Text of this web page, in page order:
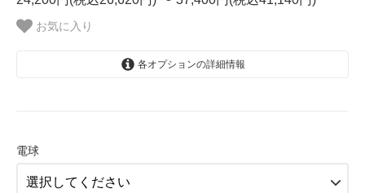
お気に入り
各オプションの詳細情報
非調光LEDボール電球クリア
電球